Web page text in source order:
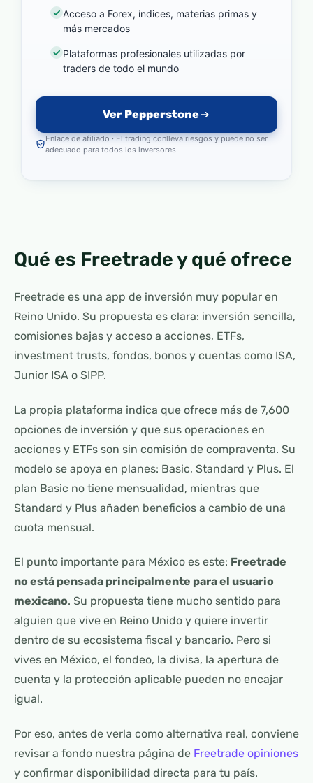
Acceso a Forex, índices, materias primas y
más mercados
Plataformas profesionales utilizadas por
traders de todo el mundo
Ver Pepperstone
Enlace de afiliado · El trading conlleva riesgos y puede no ser
adecuado para todos los inversores
Qué es Freetrade y qué ofrece
Freetrade es una app de inversión muy popular en
Reino Unido. Su propuesta es clara: inversión sencilla,
comisiones bajas y acceso a acciones, ETFs,
investment trusts, fondos, bonos y cuentas como ISA,
Junior ISA o SIPP.
La propia plataforma indica que ofrece más de 7,600
opciones de inversión y que sus operaciones en
acciones y ETFs son sin comisión de compraventa. Su
modelo se apoya en planes: Basic, Standard y Plus. El
plan Basic no tiene mensualidad, mientras que
Standard y Plus añaden beneficios a cambio de una
cuota mensual.
El punto importante para México es este: Freetrade
no está pensada principalmente para el usuario
mexicano. Su propuesta tiene mucho sentido para
alguien que vive en Reino Unido y quiere invertir
dentro de su ecosistema fiscal y bancario. Pero si
vives en México, el fondeo, la divisa, la apertura de
cuenta y la protección aplicable pueden no encajar
igual.
Por eso, antes de verla como alternativa real, conviene
revisar a fondo nuestra página de Freetrade opiniones
y confirmar disponibilidad directa para tu país.